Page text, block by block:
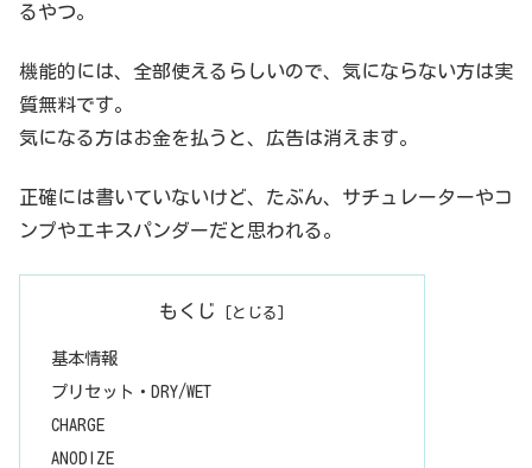
るやつ。
機能的には、全部使えるらしいので、気にならない方は実
質無料です。
気になる方はお金を払うと、広告は消えます。
正確には書いていないけど、たぶん、サチュレーターやコ
ンプやエキスパンダーだと思われる。
もくじ
基本情報
プリセット・DRY/WET
CHARGE
ANODIZE